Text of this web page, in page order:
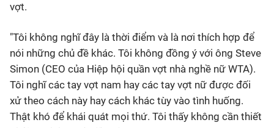
vợt.
"Tôi không nghĩ đây là thời điểm và là nơi thích hợp để
nói những chủ đề khác. Tôi không đồng ý với ông Steve
Simon (CEO của Hiệp hội quần vợt nhà nghề nữ WTA).
Tôi nghĩ các tay vợt nam hay các tay vợt nữ được đối
xử theo cách này hay cách khác tùy vào tình huống.
Thật khó để khái quát mọi thứ. Tôi thấy không cần thiết